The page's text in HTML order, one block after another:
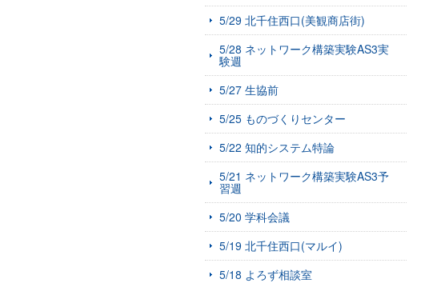
5/29 北千住西口(美観商店街)
5/28 ネットワーク構築実験AS3実
験週
5/27 生協前
5/25 ものづくりセンター
5/22 知的システム特論
5/21 ネットワーク構築実験AS3予
習週
5/20 学科会議
5/19 北千住西口(マルイ)
5/18 よろず相談室